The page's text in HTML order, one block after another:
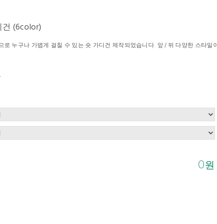
(6color)
로 누구나 가볍게 걸칠 수 있는 숏 가디건 제작되었습니다. 앞 / 뒤 다양한 스타일
0원